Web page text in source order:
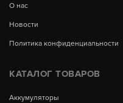
О нас
Новости
Политика конфиденциальности
КАТАЛОГ ТОВАРОВ
Аккумуляторы